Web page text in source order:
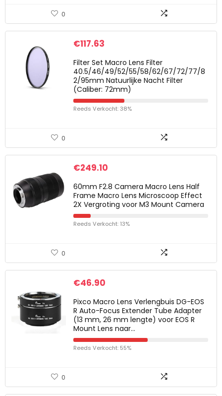
0
€117.63
Filter Set Macro Lens Filter
40.5/46/49/52/55/58/62/67/72/77/8
2/95mm Natuurlijke Nacht Filter
(Caliber: 72mm)
Reeds Verkocht: 38%
0
€249.10
60mm F2.8 Camera Macro Lens Half
Frame Macro Lens Microscoop Effect
2X Vergroting voor M3 Mount Camera
Reeds Verkocht: 13%
0
€46.90
Pixco Macro Lens Verlengbuis DG-EOS
R Auto-Focus Extender Tube Adapter
(13 mm, 26 mm lengte) voor EOS R
Mount Lens naar…
Reeds Verkocht: 55%
0